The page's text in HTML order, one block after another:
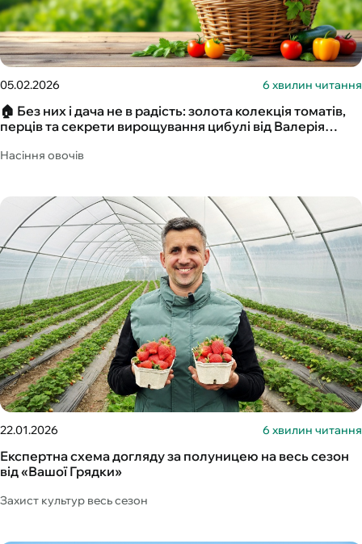
05.02.2026 6 хвилин читання
🏠 Без них і дача не в радість: золота колекція томатів,
перців та секрети вирощування цибулі від Валерія
Насіння овочів
22.01.2026 6 хвилин читання
Експертна схема догляду за полуницею на весь сезон
від «Вашої Грядки»
Захист культур весь сезон